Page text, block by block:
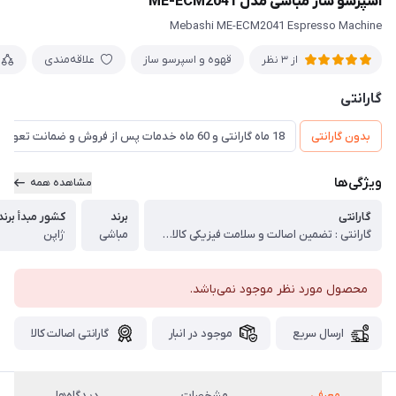
Mebashi ME-ECM2041 Espresso Machine
از 3 نظر قهوه و اسپرسو ساز علاقه‌مندی
گارانتی
بدون گارانتی 18 ماه گارانتی و 60 ماه خدمات پس از فروش و ضمانت تعویض
ویژگی‌ها مشاهده همه
گارانتی
گارانتی : تضمین اصالت و سلامت فیزیکی کالا (اورجینال)
برند
مباشی
کشور مبدأ
ژاپن
محصول مورد نظر موجود نمی‌باشد.
ارسال سریع موجود در انبار گارانتی اصالت کالا